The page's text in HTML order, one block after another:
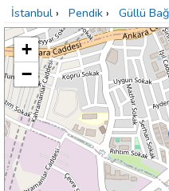
İstanbul › Pendik › Güllü
+
−